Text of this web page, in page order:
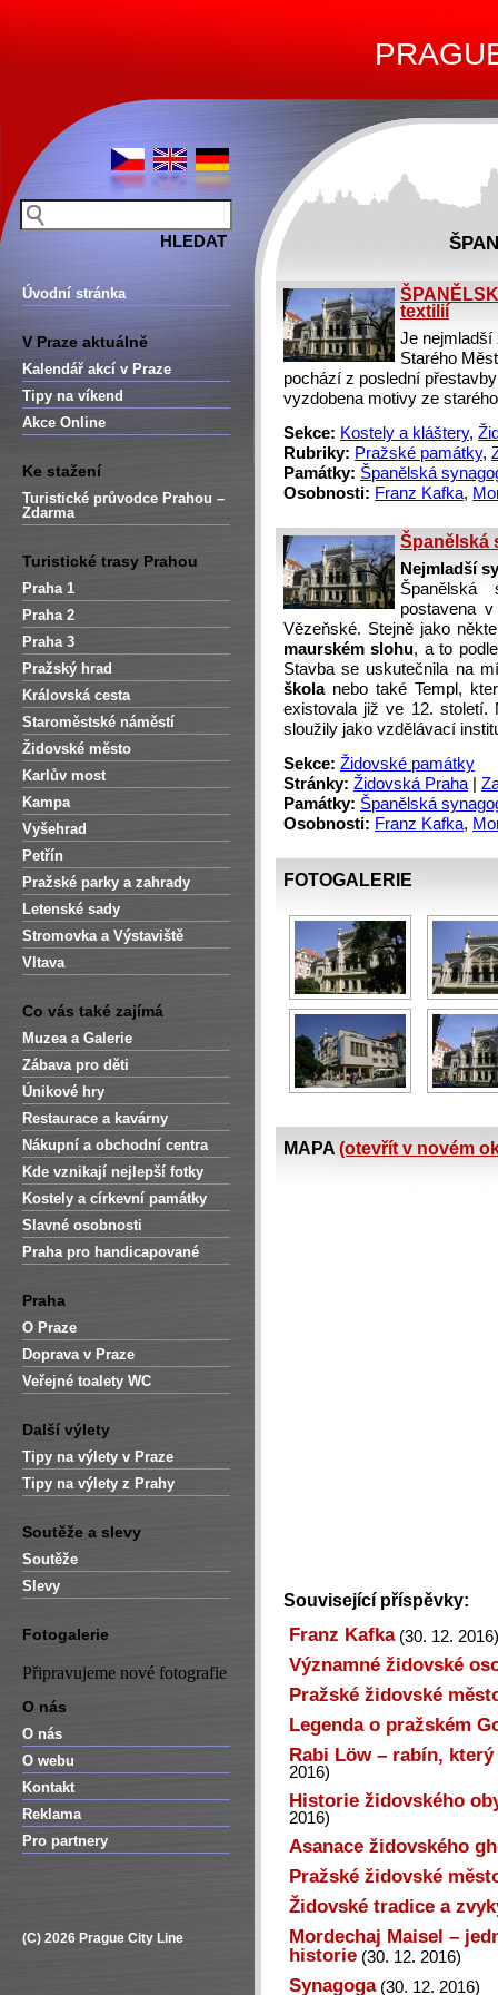
Úvodní stránka
V Praze aktuálně
Kalendář akcí v Praze
Tipy na víkend
Akce Online
Ke stažení
Turistické průvodce Prahou –
Zdarma
Turistické trasy Prahou
Praha 1
Praha 2
Praha 3
Pražský hrad
Královská cesta
Staroměstské náměstí
Židovské město
Karlův most
Kampa
Vyšehrad
Petřín
Pražské parky a zahrady
Letenské sady
Stromovka a Výstaviště
Vltava
Co vás také zajímá
Muzea a Galerie
Zábava pro děti
Únikové hry
Restaurace a kavárny
Nákupní a obchodní centra
Kde vznikají nejlepší fotky
Kostely a církevní památky
Slavné osobnosti
Praha pro handicapované
Praha
O Praze
Doprava v Praze
Veřejné toalety WC
Další výlety
Tipy na výlety v Praze
Tipy na výlety z Prahy
Soutěže a slevy
Soutěže
Slevy
Fotogalerie
Připravujeme nové fotografie
O nás
O nás
O webu
Kontakt
Reklama
Pro partnery
(C) 2026 Prague City Line
textilií
Je nejmladší
Starého
pochází z poslední
vyzdobena motivy ze
Sekce: Kostely a kláštery,
Rubriky: Pražské památky,
Památky: Španělská
Osobnosti: Franz Kafka,
Španělská
Nejmladší
postavena
Vězeňské. Stejně jako
maurském slohu, a to
Stavba se uskutečnila na
školanebo také Templ,
existovala již ve 12. století.
sloužily jako vzdělávací
Sekce: Židovské památky
Stránky: Židovská Praha
Památky: Španělská
Osobnosti: Franz Kafka,
FOTOGALERIE
MAPA (otevřít v novém
Související příspěvky:
Franz Kafka(30. 12. 2016)
Významné židovské
Pražské židovské
Legenda o pražském
Rabi Löw – rabín,
2016)
Historie židovského
2016)
Asanace židovského
Pražské židovské
Židovské tradice a
Mordechaj Maisel –
historie (30. 12. 2016)
Synagoga(30. 12. 2016)